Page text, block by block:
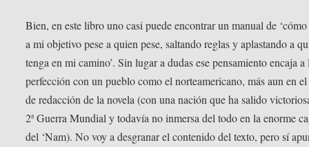
Bien, en este libro uno casi puede encontrar un manual de
a mi objetivo pese a quien pese, saltando reglas y aplastando a
tenga en mi camino’. Sin lugar a dudas ese pensamiento encaja a
perfección con un pueblo como el norteamericano, más aun en
de redacción de la novela (con una nación que ha salido
2ª Guerra Mundial y todavía no inmersa del todo en la enorme
del ‘Nam). No voy a desgranar el contenido del texto, pero sí